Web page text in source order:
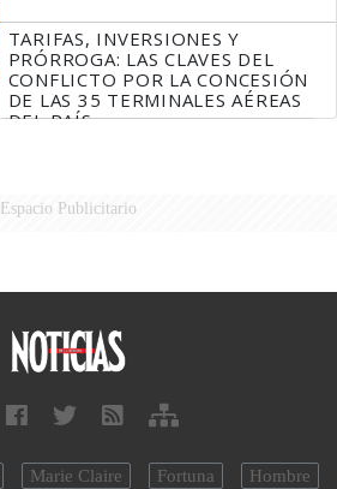
TARIFAS, INVERSIONES Y
PRÓRROGA: LAS CLAVES DEL
CONFLICTO POR LA CONCESIÓN
DE LAS 35 TERMINALES AÉREAS
DEL PAÍS
Espacio Publicitario
Marie Claire Fortuna
Hombre